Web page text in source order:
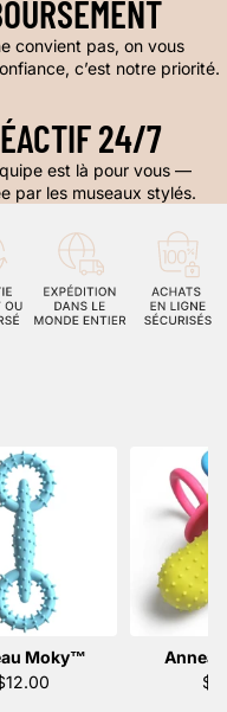
convient pas, on vous
c’est notre priorité.
24/7
est là pour vous —
par les museaux stylés.
Moky™️